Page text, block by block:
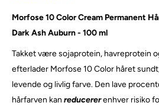
Morfose 10 Color Cream Permanent
Dark Ash Auburn - 100 ml
Takket være sojaprotein, havreprotein
efterlader Morfose 10 Color håret
levende og livlig farve. Den lave
hårfarven kan reducererenhver risiko